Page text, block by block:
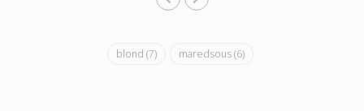
blond (7) maredsous(6)